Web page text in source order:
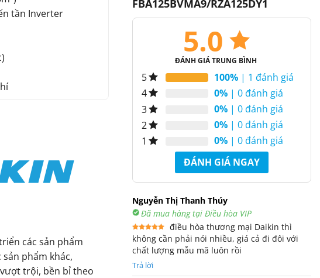
tần Inverter
các sản phẩm
phẩm khác,
vượt trội, bền bỉ theo
FBA125BVMA9/RZA125DY1
5.0
ĐÁNH GIÁ TRUNG BÌNH
5 100% | 1 đánh giá
4
0% | 0 đánh giá
3
0% | 0 đánh giá
2
0% | 0 đánh giá
1
0% | 0 đánh giá
ĐÁNH GIÁ NGAY
Nguyễn Thị Thanh Thúy
Đã mua hàng tại Điều hòa VIP
Được xếp
hạng 55
sao
điều hòa thương mại Daikin thì
không cần phải nói nhiều, giá cả đi đôi với
chất lượng mẫu mã luôn rồi
Trả lời